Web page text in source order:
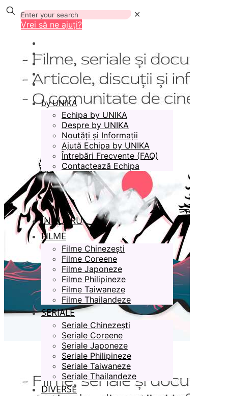
✕
Vrei să ne ajuți?
by UNIKA
Echipa by UNIKA
Despre by UNIKA
Noutăți și Informații
Ajută Echipa by UNIKA
Întrebări Frecvente (FAQ)
Contactează Echipa
ÎN LUCRU
FILME
Filme Chinezești
Filme Coreene
Filme Japoneze
Filme Philipineze
Filme Taiwaneze
Filme Thailandeze
SERIALE
Seriale Chinezești
Seriale Coreene
Seriale Japoneze
Seriale Philipineze
Seriale Taiwaneze
Seriale Thailandeze
DIVERSE